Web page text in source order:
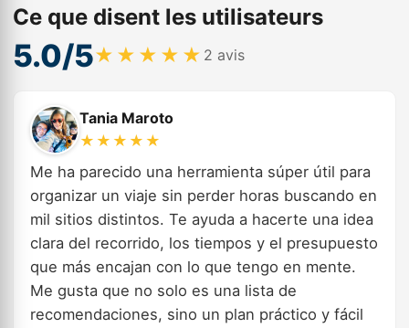
Ce que disent les utilisateurs
5.0/5★★★★★ 2 avis
Tania Maroto
★★★★★
Me ha parecido una herramienta súper útil para
organizar un viaje sin perder horas buscando en
mil sitios distintos. Te ayuda a hacerte una idea
clara del recorrido, los tiempos y el presupuesto
que más encajan con lo que tengo en mente.
Me gusta que no solo es una lista de
recomendaciones, sino un plan práctico y fácil